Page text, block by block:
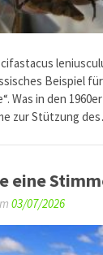
Beispiel
Was in den
zur Stützung
eine
03/07/2026